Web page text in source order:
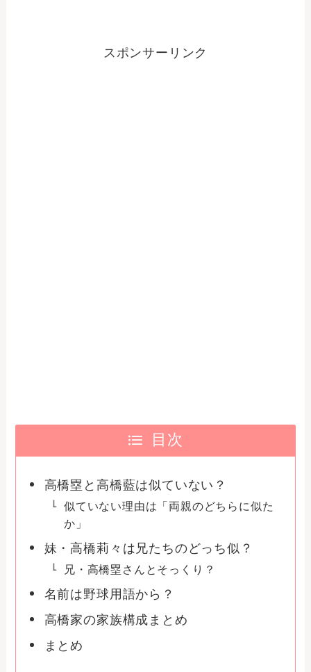
スポンサーリンク
目次
高橋塁と高橋藍は似ていない？
似ていない理由は「両親のどちらに似た
か」
妹・高橋莉々は兄たちのどっち似？
兄・高橋塁さんとそっくり？
名前は野球用語から？
高橋家の家族構成まとめ
まとめ